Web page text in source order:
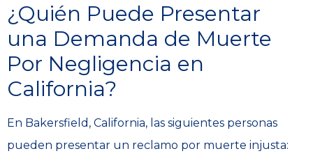
¿Quién Puede Presentar
una Demanda de Muerte
Por Negligencia en
California?
En Bakersfield, California, las siguientes personas
pueden presentar un reclamo por muerte injusta: